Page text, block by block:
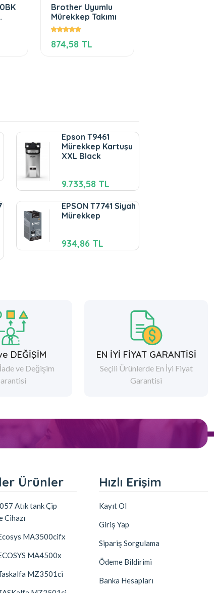
Brother Uyumlu
Mürekkep Takımı
874,58 TL
Epson T9461
Mürekkep Kartuşu
XXL Black
9.733,58 TL
EPSON T7741 Siyah
Mürekkep
934,86 TL
DEĞİŞİM
ve Değişim
EN İYİ FİYAT GARANTİSİ
Seçili Ürünlerde En İyi Fiyat
Garantisi
Ürünler
Atık tank Çip
Cihazı
MA3500cifx
MA4500x
MZ3501ci
Hızlı Erişim
Kayıt Ol
Giriş Yap
Sipariş Sorgulama
Ödeme Bildirimi
Banka Hesapları